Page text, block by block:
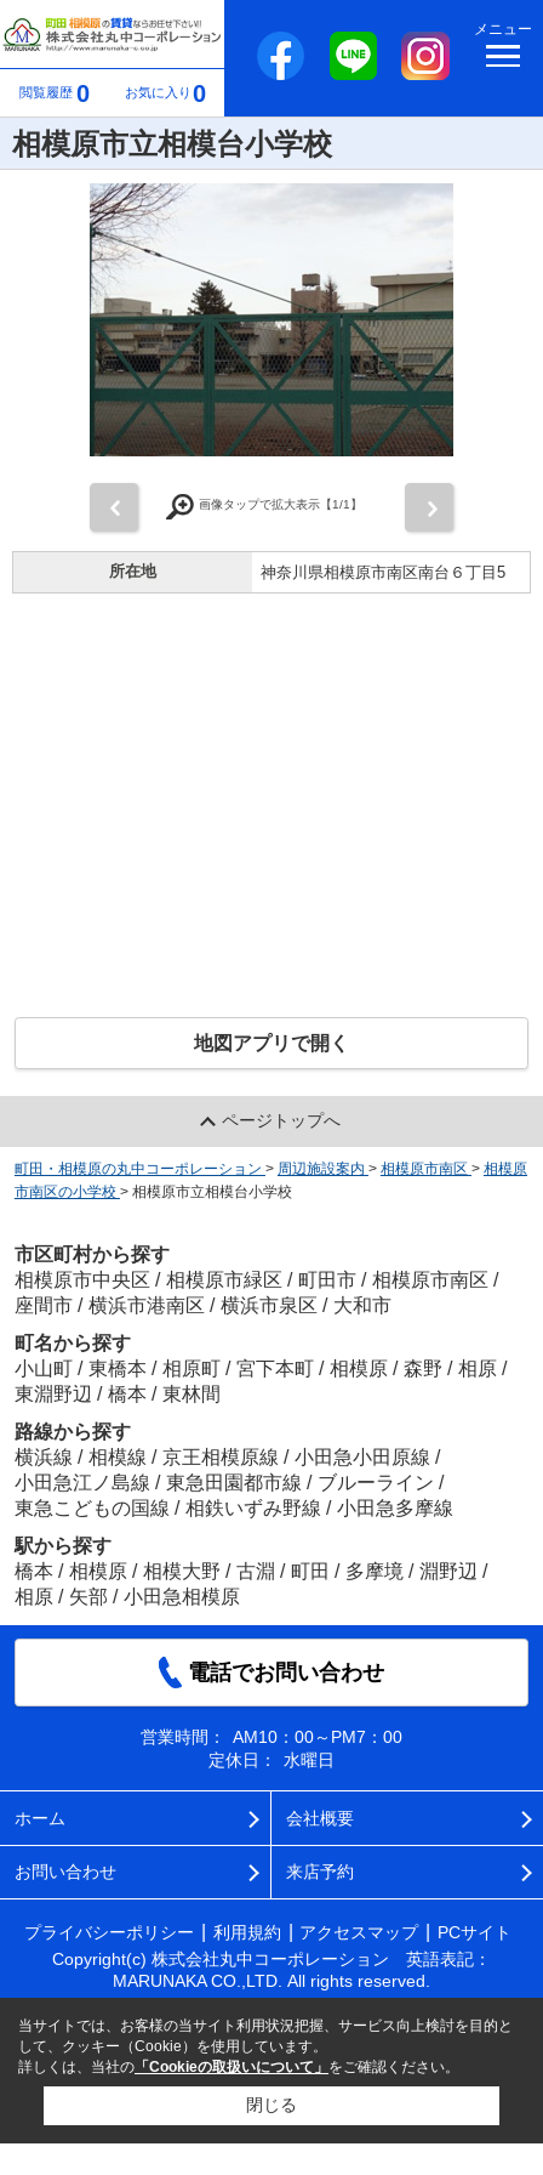
閲覧履歴 0 お気に入り 0
メニュー
相模原市立相模台小学校
画像タップで拡大表示【1/1】
所在地 神奈川県相模原市南区南台６丁目5
地図アプリで開く
ページトップへ
町田・相模原の丸中コーポレーション > 周辺施設案内 > 相模原市南区 > 相模原
市南区の小学校 > 相模原市立相模台小学校
市区町村から探す
相模原市中央区 / 相模原市緑区 / 町田市 / 相模原市南区 /
座間市 / 横浜市港南区 / 横浜市泉区 / 大和市
町名から探す
小山町 / 東橋本 / 相原町 / 宮下本町 / 相模原 / 森野 / 相原 /
東淵野辺 / 橋本 / 東林間
路線から探す
横浜線 / 相模線 / 京王相模原線 / 小田急小田原線 /
小田急江ノ島線 / 東急田園都市線 / ブルーライン /
東急こどもの国線 / 相鉄いずみ野線 / 小田急多摩線
駅から探す
橋本 / 相模原 / 相模大野 / 古淵 / 町田 / 多摩境 / 淵野辺 /
相原 / 矢部 / 小田急相模原
電話でお問い合わせ
営業時間：
AM10：00～PM7：00
定休日：
水曜日
ホーム 会社概要
お問い合わせ 来店予約
プライバシーポリシー 利用規約 アクセスマップ
PCサイト
Copyright(c) 株式会社丸中コーポレーション 英語表記：
MARUNAKA CO.,LTD. All rights reserved.
当サイトでは、お客様の当サイト利用状況把握、サービス向上検討を目的と
して、クッキー（Cookie）を使用しています。
詳しくは、当社の 「Cookieの取扱いについて」 をご確認ください。
閉じる